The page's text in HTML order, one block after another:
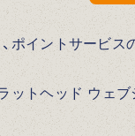
ポイントサービス
ットヘッド ウェ